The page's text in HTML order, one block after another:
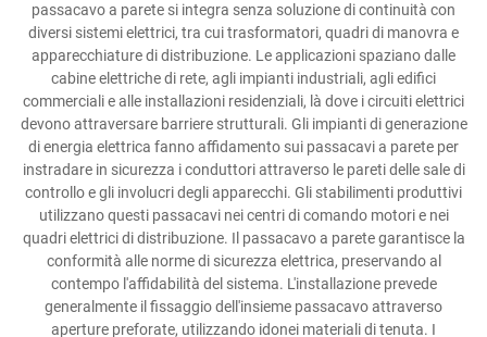
passacavo a parete si integra senza soluzione di continuità con
diversi sistemi elettrici, tra cui trasformatori, quadri di manovra e
apparecchiature di distribuzione. Le applicazioni spaziano dalle
cabine elettriche di rete, agli impianti industriali, agli edifici
commerciali e alle installazioni residenziali, là dove i circuiti elettrici
devono attraversare barriere strutturali. Gli impianti di generazione
di energia elettrica fanno affidamento sui passacavi a parete per
instradare in sicurezza i conduttori attraverso le pareti delle sale di
controllo e gli involucri degli apparecchi. Gli stabilimenti produttivi
utilizzano questi passacavi nei centri di comando motori e nei
quadri elettrici di distribuzione. Il passacavo a parete garantisce la
conformità alle norme di sicurezza elettrica, preservando al
contempo l'affidabilità del sistema. L'installazione prevede
generalmente il fissaggio dell'insieme passacavo attraverso
aperture preforate, utilizzando idonei materiali di tenuta. I